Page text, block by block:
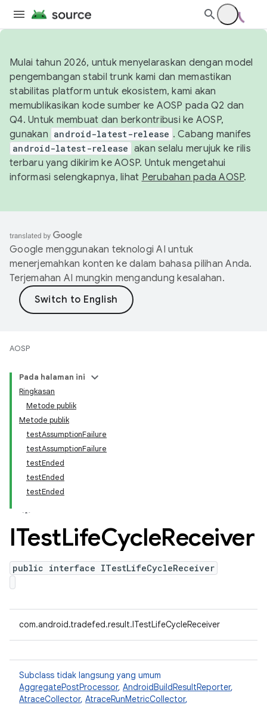
Mulai tahun 2026, untuk menyelaraskan dengan model
pengembangan stabil trunk kami dan memastikan
stabilitas platform untuk ekosistem, kami akan
memublikasikan kode sumber ke AOSP pada Q2 dan
Q4. Untuk membuat dan berkontribusi ke AOSP,
gunakan android-latest-release . Cabang manifes
android-latest-release akan selalu merujuk ke rilis
terbaru yang dikirim ke AOSP. Untuk mengetahui
informasi selengkapnya, lihat Perubahan pada AOSP.
Google menggunakan teknologi AI untuk
menerjemahkan konten ke dalam bahasa pilihan Anda.
Terjemahan AI mungkin mengandung kesalahan.
AOSP
Pada halaman ini
Ringkasan
Metode publik
Metode publik
testAssumptionFailure
testAssumptionFailure
testEnded
testEnded
testEnded
ITestLifeCycleReceiver
public interface ITestLifeCycleReceiver
com.android.tradefed.result.ITestLifeCycleReceiver
Subclass tidak langsung yang umum
AggregatePostProcessor, AndroidBuildResultReporter,
AtraceCollector, AtraceRunMetricCollector,